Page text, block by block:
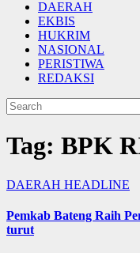
DAERAH
EKBIS
HUKRIM
NASIONAL
PERISTIWA
REDAKSI
Tag: BPK
DAERAH HEADLINE
Pemkab Bateng Raih
turut